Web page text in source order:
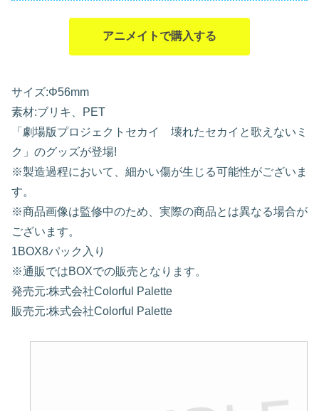
アニメイトで購入する
サイズ:Φ56mm
素材:ブリキ、PET
「劇場版プロジェクトセカイ 壊れたセカイと歌えないミ
ク」のグッズが登場!
※製造過程において、細かい傷が生じる可能性がございま
す。
※商品画像は監修中のため、実際の商品とは異なる場合が
ございます。
1BOX8パック入り
※通販ではBOXでの販売となります。
発売元:株式会社Colorful Palette
販売元:株式会社Colorful Palette